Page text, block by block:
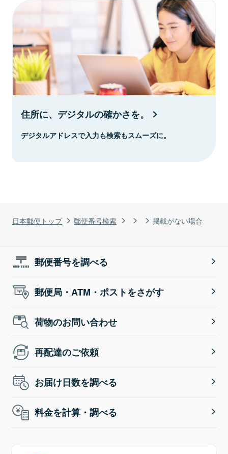
日本郵便トップ 郵便番号検索 掲載がない場合
住所に、デジタルの確かさを。
デジタルアドレスで入力も検索もスムーズに。
郵便番号を調べる
郵便局・ATM・ポストをさがす
荷物のお問い合わせ
再配達のご依頼
お届け日数を調べる
料金を計算・調べる